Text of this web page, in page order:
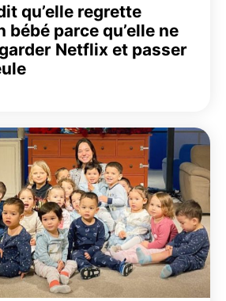
qu’elle regrette
bébé parce qu’elle ne
Netflix et passer